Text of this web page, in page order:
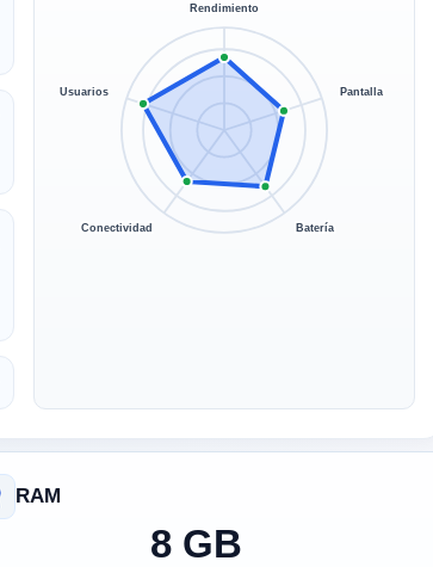
Rendimiento
Pantalla
Batería
Conectividad
Usuarios
RAM
8 GB